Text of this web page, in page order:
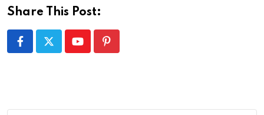
Share This Post:
YoutubePinterest